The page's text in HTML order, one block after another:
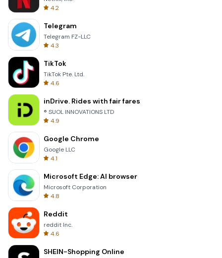
4.2
Telegram
Telegram FZ-LLC
4.3
TikTok
TikTok Pte. Ltd.
4.6
inDrive. Rides with fair fares
® SUOL INNOVATIONS LTD
4.9
Google Chrome
Google LLC
4.1
Microsoft Edge: AI browser
Microsoft Corporation
4.8
Reddit
reddit Inc.
4.6
SHEIN-Shopping Online